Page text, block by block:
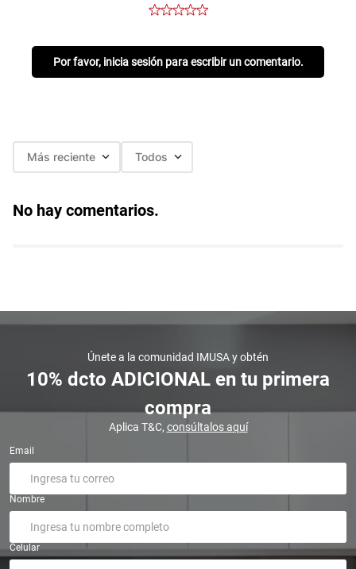
Por favor, inicia sesión para escribir un comentario.
Más reciente Todos
No hay comentarios.
Únete a la comunidad IMUSA y obtén
10% dcto ADICIONAL en tu primera
compra
Aplica T&C, consúltalos aquí
Email
Nombre
Celular